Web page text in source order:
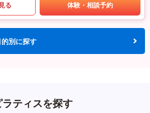
る 体験・相談予約
別に探す
ティスを探す